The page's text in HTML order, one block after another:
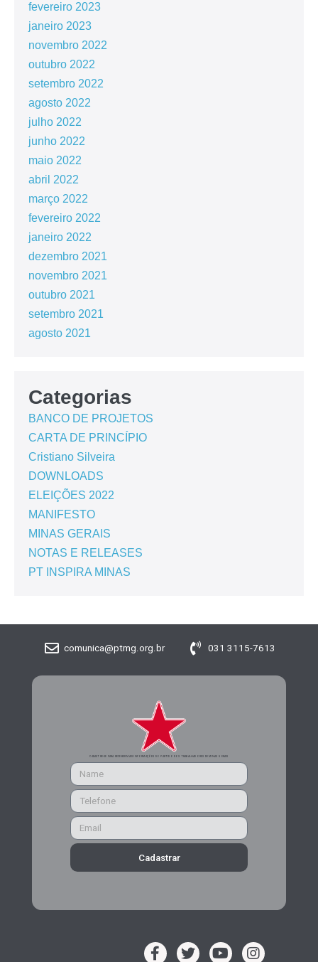
fevereiro 2023
janeiro 2023
novembro 2022
outubro 2022
setembro 2022
agosto 2022
julho 2022
junho 2022
maio 2022
abril 2022
março 2022
fevereiro 2022
janeiro 2022
dezembro 2021
novembro 2021
outubro 2021
setembro 2021
agosto 2021
Categorias
BANCO DE PROJETOS
CARTA DE PRINCÍPIO
Cristiano Silveira
DOWNLOADS
ELEIÇÕES 2022
MANIFESTO
MINAS GERAIS
NOTAS E RELEASES
PT INSPIRA MINAS
comunica@ptmg.org.br 031 3115-7613
CADASTRE-SE PARA RECEBER MAIS INFORMAÇÕES DO PARTIDO DOS TRABALHADORES DE MINAS GERAIS
Cadastrar